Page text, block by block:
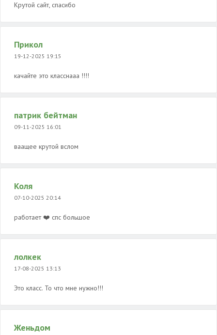
Крутой сайт, спасибо
Прикол
19-12-2025 19:15
качайте это класснааа !!!!
патрик бейтман
09-11-2025 16:01
ваащее крутой вслом
Коля
07-10-2025 20:14
работает ❤️ спс большое
лолкек
17-08-2025 13:13
Это класс. То что мне нужно!!!
Женьдом